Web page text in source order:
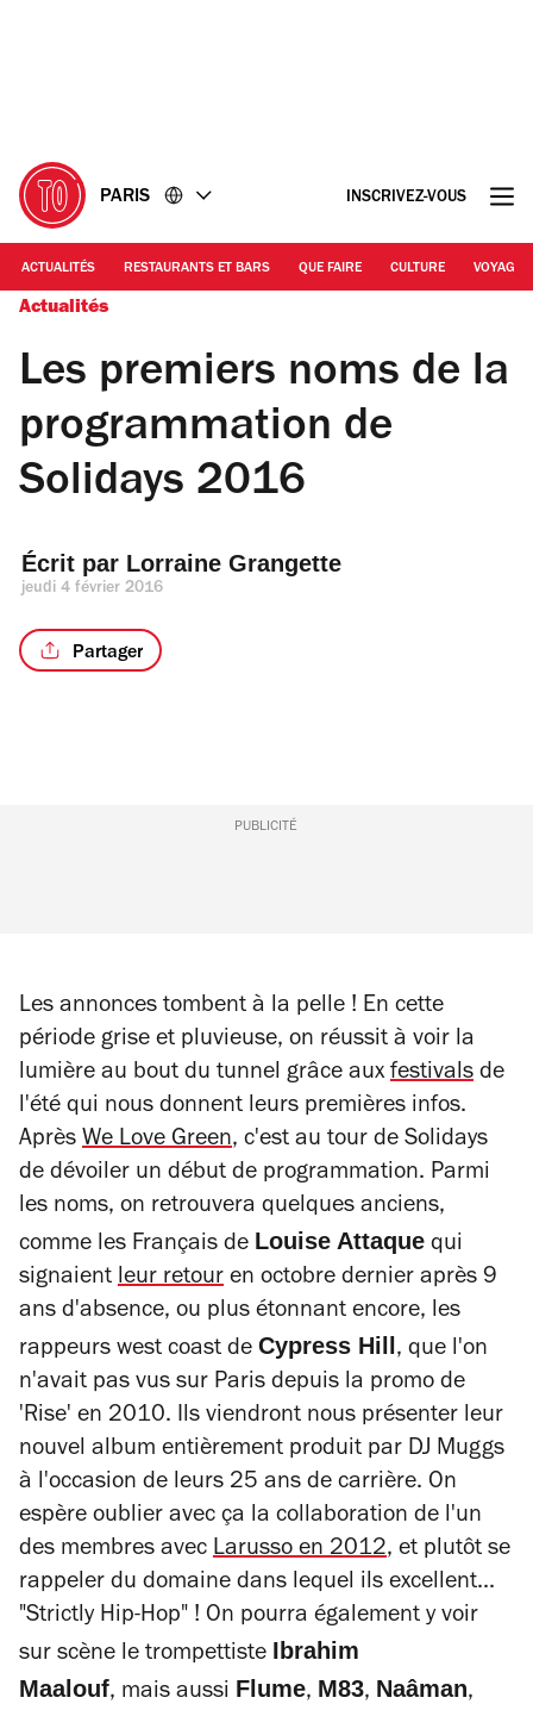
PARIS INSCRIVEZ-VOUS
ACTUALITÉS RESTAURANTS ET BARS QUE FAIRE CULTURE VOYAGE
Actualités
Les premiers noms de la
programmation de
Solidays 2016
Écrit par Lorraine Grangette
jeudi 4 février 2016
Partager
PUBLICITÉ
Les annonces tombent à la pelle ! En cette
période grise et pluvieuse, on réussit à voir la
lumière au bout du tunnel grâce aux festivals de
l'été qui nous donnent leurs premières infos.
Après We Love Green, c'est au tour de Solidays
de dévoiler un début de programmation. Parmi
les noms, on retrouvera quelques anciens,
comme les Français de Louise Attaque qui
signaient leur retour en octobre dernier après 9
ans d'absence, ou plus étonnant encore, les
rappeurs west coast de Cypress Hill , que l'on
n'avait pas vus sur Paris depuis la promo de
'Rise' en 2010. Ils viendront nous présenter leur
nouvel album entièrement produit par DJ Muggs
à l'occasion de leurs 25 ans de carrière. On
espère oublier avec ça la collaboration de l'un
des membres avec Larusso en 2012, et plutôt se
rappeler du domaine dans lequel ils excellent...
"Strictly Hip-Hop" ! On pourra également y voir
sur scène le trompettiste Ibrahim
Maalouf, mais aussi Flume, M83, Naâman,